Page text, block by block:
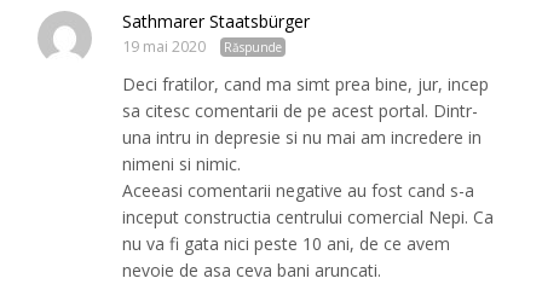
Sathmarer Staatsbürger
19 mai 2020 Răspunde
Deci fratilor, cand ma simt prea bine, jur, incep
sa citesc comentarii de pe acest portal. Dintr-
una intru in depresie si nu mai am incredere in
nimeni si nimic.
Aceeasi comentarii negative au fost cand s-a
inceput constructia centrului comercial Nepi. Ca
nu va fi gata nici peste 10 ani, de ce avem
nevoie de asa ceva bani aruncati.